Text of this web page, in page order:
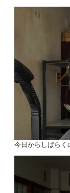
今日からしばらく